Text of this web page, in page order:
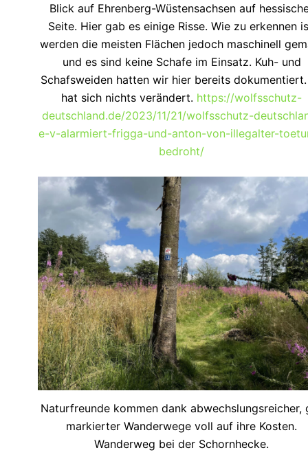
Blick auf Ehrenberg-Wüstensachsen auf
Seite. Hier gab es einige Risse. Wie zu erkennen
werden die meisten Flächen jedoch maschinell
und es sind keine Schafe im Einsatz. Kuh- und
Schafsweiden hatten wir hier bereits dokumentiert.
hat sich nichts verändert. https://wolfsschutz-
deutschland.de/2023/11/21/wolfsschutz-
e-v-alarmiert-frigga-und-anton-von-illegalter-
bedroht/
Naturfreunde kommen dank abwechslungsreicher,
markierter Wanderwege voll auf ihre Kosten.
Wanderweg bei der Schornhecke.